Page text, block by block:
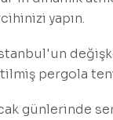
yapın.
pergola
günlerinde